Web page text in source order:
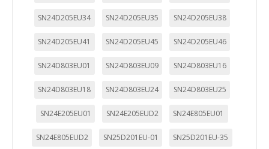
SN24D205EU34 SN24D205EU35 SN24D205EU38
SN24D205EU41 SN24D205EU45 SN24D205EU46
SN24D803EU01 SN24D803EU09 SN24D803EU16
SN24D803EU18 SN24D803EU24 SN24D803EU25
SN24E205EU01 SN24E205EUD2 SN24E805EU01
SN24E805EUD2 SN25D201EU-01 SN25D201EU-35